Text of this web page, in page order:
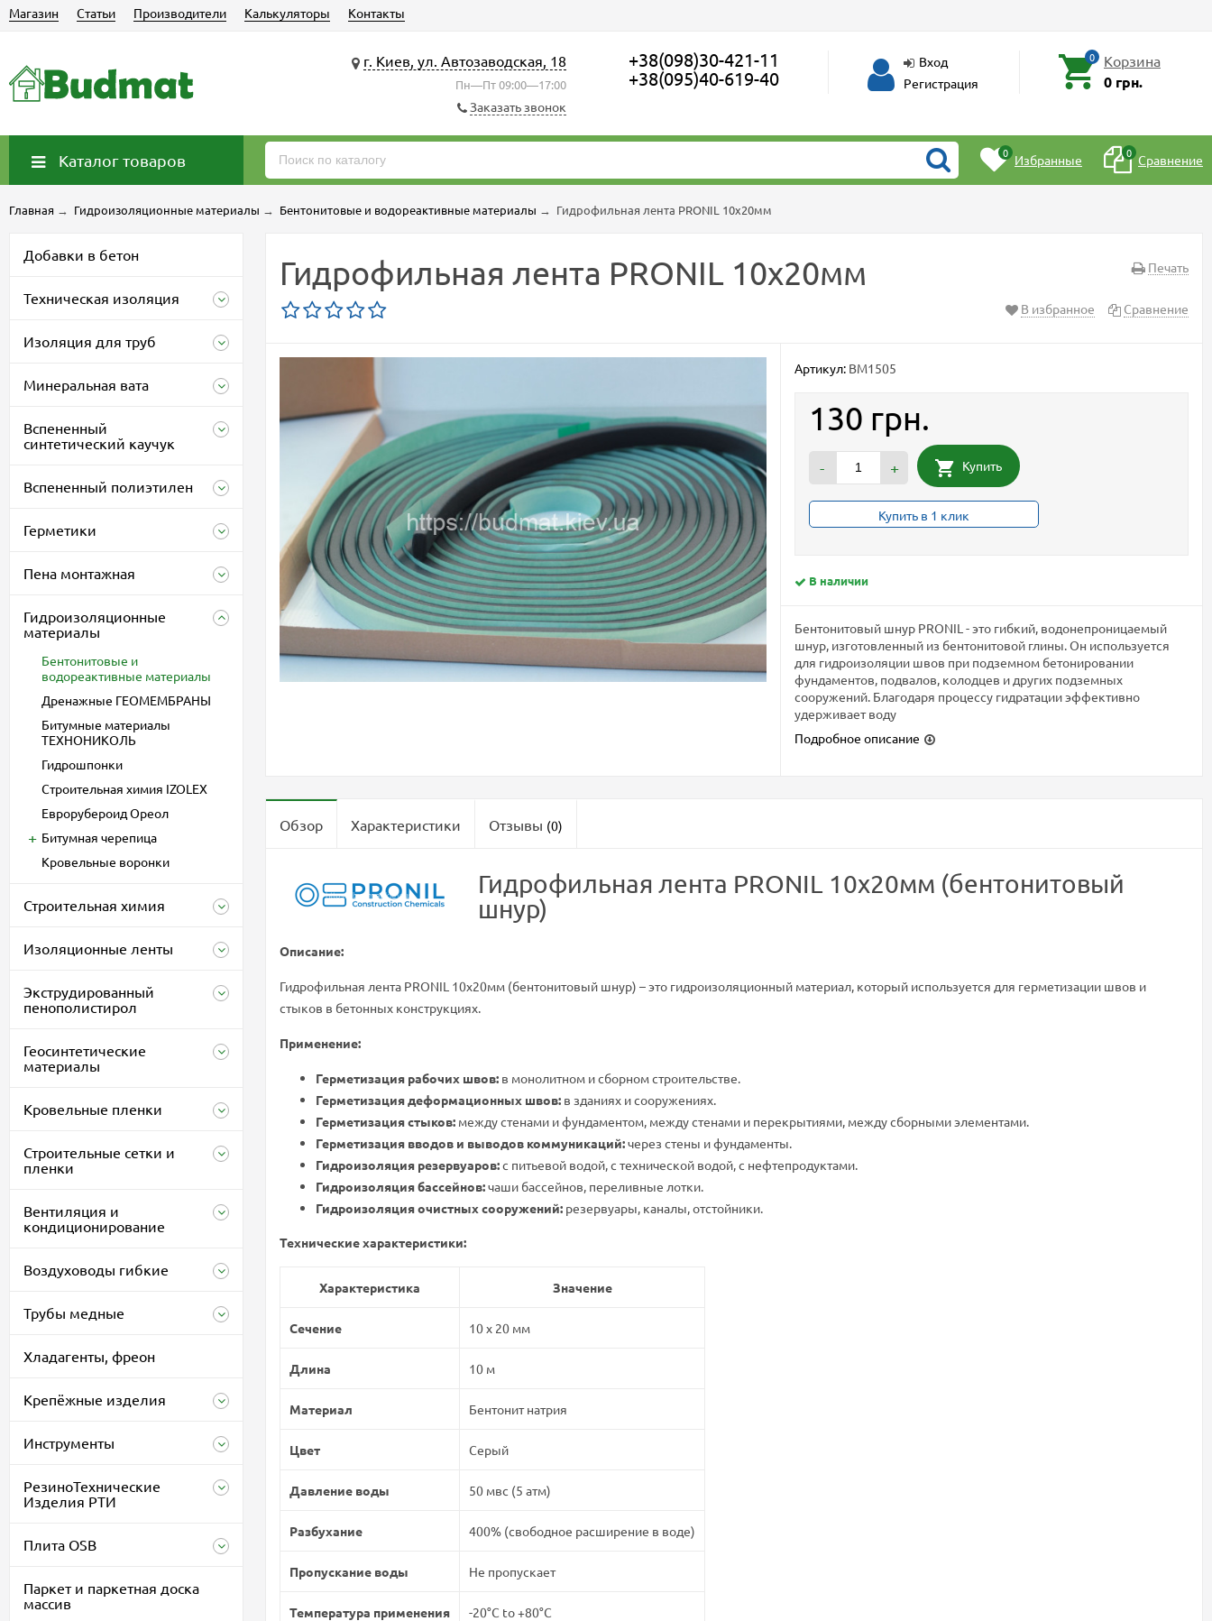
Магазин Статьи Производители Калькуляторы Контакты
г. Киев, ул. Автозаводская, 18
Пн—Пт 09:00—17:00
Заказать звонок
+38(098)30-421-11
+38(095)40-619-40
Вход
Регистрация
0 Корзина
0 грн.
Каталог товаров 0 Избранные 0 Сравнение
Главная → Гидроизоляционные материалы → Бентонитовые и водореактивные материалы → Гидрофильная лента PRONIL 10х20мм
Добавки в бетон
Техническая изоляция
Изоляция для труб
Минеральная вата
Вспененный
синтетический каучук
Вспененный полиэтилен
Герметики
Пена монтажная
Гидроизоляционные
материалы
Бентонитовые и
водореактивные материалы
Дренажные ГЕОМЕМБРАНЫ
Битумные материалы
ТЕХНОНИКОЛЬ
Гидрошпонки
Строительная химия IZOLEX
Еврорубероид Ореол
Битумная черепица
Кровельные воронки
Строительная химия
Изоляционные ленты
Экструдированный
пенополистирол
Геосинтетические
материалы
Кровельные пленки
Строительные сетки и
пленки
Вентиляция и
кондиционирование
Воздуховоды гибкие
Трубы медные
Хладагенты, фреон
Крепёжные изделия
Инструменты
РезиноТехнические
Изделия РТИ
Плита OSB
Паркет и паркетная доска
массив
Печать
Гидрофильная лента PRONIL 10х20мм
В избранное Сравнение
Артикул: BM1505
130 грн.
- + Купить
Купить в 1 клик
В наличии
Бентонитовый шнур PRONIL - это гибкий, водонепроницаемый
шнур, изготовленный из бентонитовой глины. Он используется
для гидроизоляции швов при подземном бетонировании
фундаментов, подвалов, колодцев и других подземных
сооружений. Благодаря процессу гидратации эффективно
удерживает воду
Подробное описание
Обзор Характеристики Отзывы (0)
Гидрофильная лента PRONIL 10х20мм (бентонитовый
шнур)
Описание:
Гидрофильная лента PRONIL 10х20мм (бентонитовый шнур) – это гидроизоляционный материал, который используется для герметизации швов и
стыков в бетонных конструкциях.
Применение:
Герметизация рабочих швов: в монолитном и сборном строительстве.
Герметизация деформационных швов: в зданиях и сооружениях.
Герметизация стыков: между стенами и фундаментом, между стенами и перекрытиями, между сборными элементами.
Герметизация вводов и выводов коммуникаций:через стены и фундаменты.
Гидроизоляция резервуаров:с питьевой водой, с технической водой, с нефтепродуктами.
Гидроизоляция бассейнов:чаши бассейнов, переливные лотки.
Гидроизоляция очистных сооружений: резервуары, каналы, отстойники.
Технические характеристики:
Характеристика Значение
Сечение 10 x 20 мм
Длина 10 м
Материал Бентонит натрия
Цвет Серый
Давление воды 50 мвс (5 атм)
Разбухание 400% (свободное расширение в воде)
Пропускание воды Не пропускает
Температура применения -20°C to +80°C